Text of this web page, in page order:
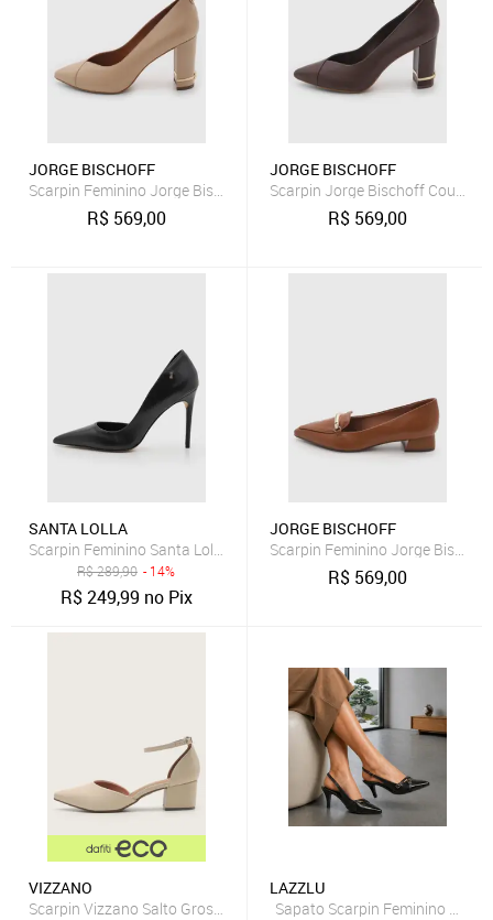
JORGE BISCHOFF
Scarpin Feminino Jorge Bischoff Couro Nude
R$ 569,00
JORGE BISCHOFF
Scarpin Jorge Bischoff Couro
R$ 569,00
SANTA LOLLA
Scarpin Feminino Santa Lolla Couro Salto Alto Preto
R$289,90 - 14%
R$249,99 no Pix
JORGE BISCHOFF
Scarpin Feminino Jorge
R$ 569,00
VIZZANO
Scarpin Vizzano Salto Grosso Off-White
LAZZLU
Sapato Scarpin Feminino Mule